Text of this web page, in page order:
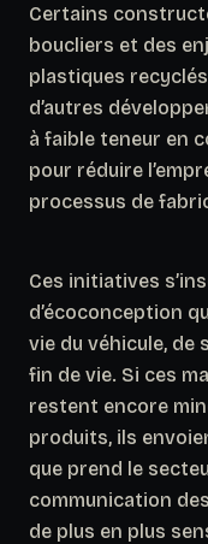
Certains
boucliers et des
plastiques
d’autres
à faible teneur en
pour réduire
processus de
Ces initiatives
d’écoconception
vie du véhicule, de
fin de vie. Si ces
restent encore
produits, ils
que prend le
communication
de plus en plus